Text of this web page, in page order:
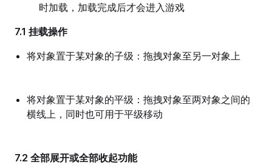
时加载，加载完成后才会进入游戏
7.1 挂载操作
将对象置于某对象的子级：拖拽对象至另一对象上
将对象置于某对象的平级：拖拽对象至两对象之间的
横线上，同时也可用于平级移动
7.2 全部展开或全部收起功能